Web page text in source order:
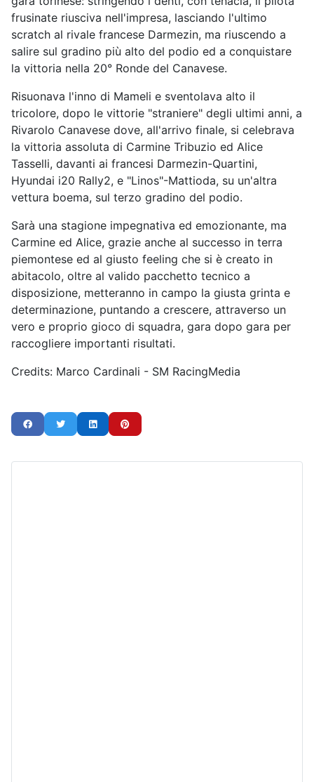
frusinate riusciva nell'impresa, lasciando l'ultimo
scratch al rivale francese Darmezin, ma riuscendo a
salire sul gradino più alto del podio ed a conquistare
la vittoria nella 20° Ronde del Canavese.
Risuonava l'inno di Mameli e sventolava alto il
tricolore, dopo le vittorie "straniere" degli ultimi anni, a
Rivarolo Canavese dove, all'arrivo finale, si celebrava
la vittoria assoluta di Carmine Tribuzio ed Alice
Tasselli, davanti ai francesi Darmezin-Quartini,
Hyundai i20 Rally2, e "Linos"-Mattioda, su un'altra
vettura boema, sul terzo gradino del podio.
Sarà una stagione impegnativa ed emozionante, ma
Carmine ed Alice, grazie anche al successo in terra
piemontese ed al giusto feeling che si è creato in
abitacolo, oltre al valido pacchetto tecnico a
disposizione, metteranno in campo la giusta grinta e
determinazione, puntando a crescere, attraverso un
vero e proprio gioco di squadra, gara dopo gara per
raccogliere importanti risultati.
Credits: Marco Cardinali - SM RacingMedia